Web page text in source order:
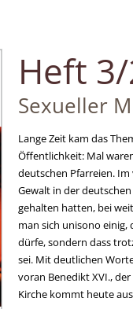
Heft
:
Sexueller
Lange Zeit kam das
Öffentlichkeit: Mal
deutschen Pfarreien.
Gewalt in der
gehalten hatten, bei
man sich unisono
dürfe, sondern dass
sei. Mit deutlichen
voran Benedikt XVI.,
Kirche kommt heute